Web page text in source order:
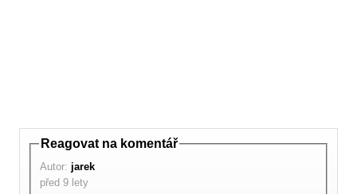
Reagovat na komentář
Autor: jarek
před 9 lety